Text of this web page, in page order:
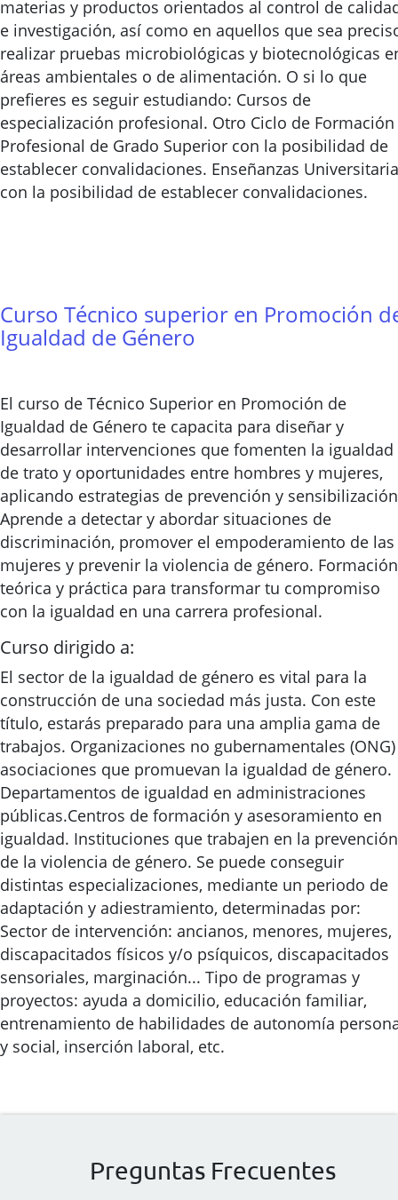
materias y productos orientados al control de
e investigación, así como en aquellos que sea
realizar pruebas microbiológicas y biotecnológicas
áreas ambientales o de alimentación. O si lo que
prefieres es seguir estudiando: Cursos de
especialización profesional. Otro Ciclo de Formación
Profesional de Grado Superior con la posibilidad de
establecer convalidaciones. Enseñanzas
con la posibilidad de establecer convalidaciones.
Curso Técnico superior en Promoción
Igualdad de Género
El curso de Técnico Superior en Promoción de
Igualdad de Género te capacita para diseñar y
desarrollar intervenciones que fomenten la igualdad
de trato y oportunidades entre hombres y mujeres,
aplicando estrategias de prevención y
Aprende a detectar y abordar situaciones de
discriminación, promover el empoderamiento de las
mujeres y prevenir la violencia de género. Formación
teórica y práctica para transformar tu compromiso
con la igualdad en una carrera profesional.
Curso dirigido a:
El sector de la igualdad de género es vital para la
construcción de una sociedad más justa. Con este
título, estarás preparado para una amplia gama de
trabajos. Organizaciones no gubernamentales
asociaciones que promuevan la igualdad de género.
Departamentos de igualdad en administraciones
públicas.Centros de formación y asesoramiento en
igualdad. Instituciones que trabajen en la prevención
de la violencia de género. Se puede conseguir
distintas especializaciones, mediante un periodo de
adaptación y adiestramiento, determinadas por:
Sector de intervención: ancianos, menores, mujeres,
discapacitados físicos y/o psíquicos, discapacitados
sensoriales, marginación... Tipo de programas y
proyectos: ayuda a domicilio, educación familiar,
entrenamiento de habilidades de autonomía
y social, inserción laboral, etc.
Preguntas Frecuentes